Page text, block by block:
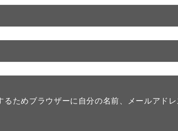
るためブラウザーに自分の名前、メールアドレ